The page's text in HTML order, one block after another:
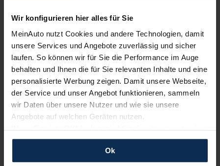
Wir konfigurieren hier alles für Sie
MeinAuto nutzt Cookies und andere Technologien, damit
unsere Services und Angebote zuverlässig und sicher
laufen. So können wir für Sie die Performance im Auge
behalten und Ihnen die für Sie relevanten Inhalte und eine
personalisierte Werbung zeigen. Damit unsere Webseite,
der Service und unser Angebot funktionieren, sammeln
wir Daten über unsere Nutzer und wie sie unsere
Angebote auf welchen Geräten nutzen.
Wenn Sie das „OK“ finden, sind Sie damit einverstanden
und erlauben uns Cookies für unseren Service zu
verwenden und diese Daten an Dritte weiterzugeben,
etwa an unsere Marketingpartner. Falls Sie dem nicht
Ok
Opel Corsa F (Test 2023): Ist die Modellpflege
tatsächlich eine Neuauflage?
KI-generiert